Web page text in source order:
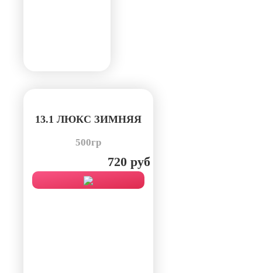
13.1 ЛЮКС ЗИМНЯЯ
500гр
720 руб